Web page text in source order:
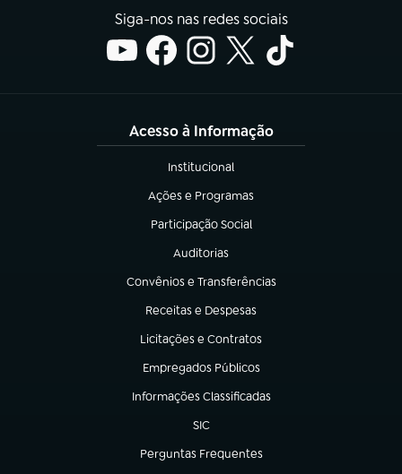
Siga-nos nas redes sociais
Acesso à Informação
Institucional
(abre em nova aba)
Ações e Programas
(abre em nova aba)
Participação Social
(abre em nova aba)
Auditorias
(abre em nova aba)
Convênios e Transferências
(abre em nova aba)
Receitas e Despesas
(abre em nova aba)
Licitações e Contratos
(abre em nova aba)
Empregados Públicos
(abre em nova aba)
Informações Classificadas
(abre em nova aba)
SIC
(abre em nova aba)
Perguntas Frequentes
(abre em nova aba)